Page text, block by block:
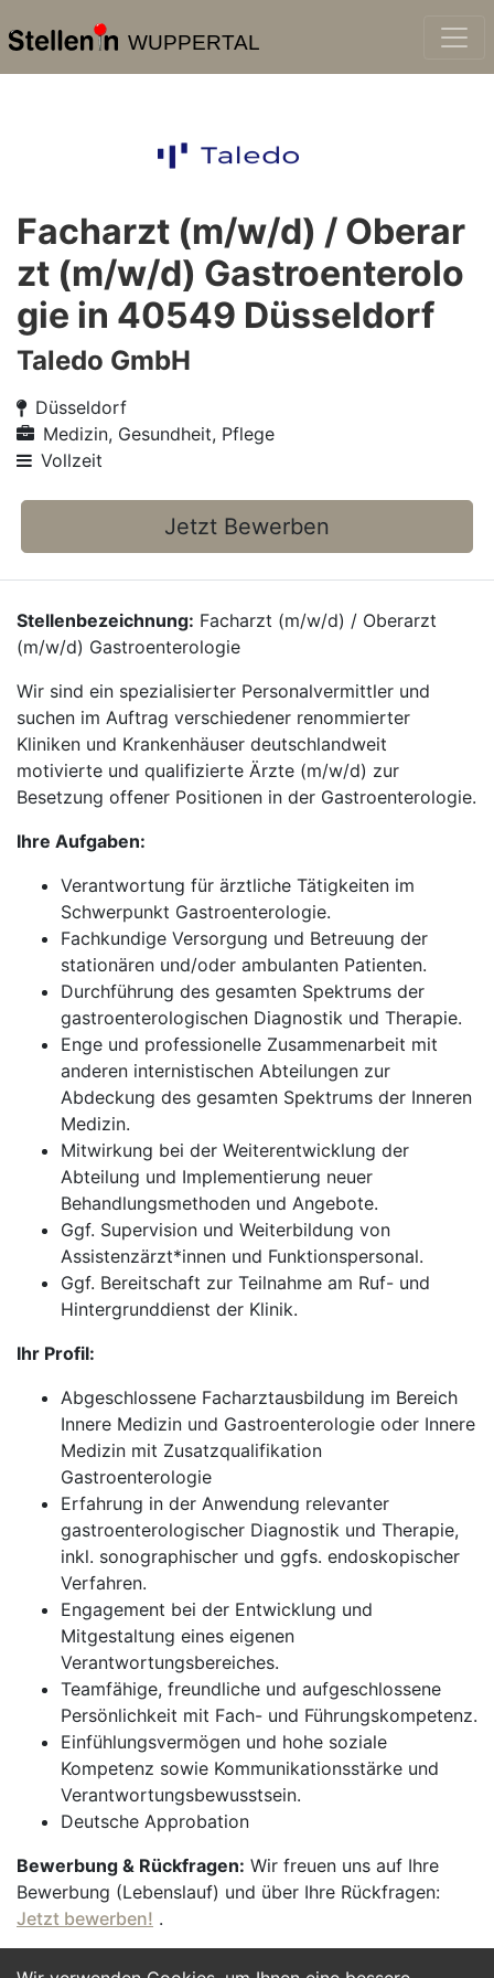
WUPPERTAL
Facharzt (m/w/d) / Oberar
zt (m/w/d) Gastroenterolo
gie in 40549 Düsseldorf
Taledo GmbH
Düsseldorf
Medizin, Gesundheit, Pflege
Vollzeit
Jetzt Bewerben
Stellenbezeichnung: Facharzt (m/w/d) / Oberarzt
(m/w/d) Gastroenterologie
Wir sind ein spezialisierter Personalvermittler und
suchen im Auftrag verschiedener renommierter
Kliniken und Krankenhäuser deutschlandweit
motivierte und qualifizierte Ärzte (m/w/d) zur
Besetzung offener Positionen in der Gastroenterologie.
Ihre Aufgaben:
Verantwortung für ärztliche Tätigkeiten im
Schwerpunkt Gastroenterologie.
Fachkundige Versorgung und Betreuung der
stationären und/oder ambulanten Patienten.
Durchführung des gesamten Spektrums der
gastroenterologischen Diagnostik und Therapie.
Enge und professionelle Zusammenarbeit mit
anderen internistischen Abteilungen zur
Abdeckung des gesamten Spektrums der Inneren
Medizin.
Mitwirkung bei der Weiterentwicklung der
Abteilung und Implementierung neuer
Behandlungsmethoden und Angebote.
Ggf. Supervision und Weiterbildung von
Assistenzärzt*innen und Funktionspersonal.
Ggf. Bereitschaft zur Teilnahme am Ruf- und
Hintergrunddienst der Klinik.
Ihr Profil:
Abgeschlossene Facharztausbildung im Bereich
Innere Medizin und Gastroenterologie oder Innere
Medizin mit Zusatzqualifikation
Gastroenterologie
Erfahrung in der Anwendung relevanter
gastroenterologischer Diagnostik und Therapie,
inkl. sonographischer und ggfs. endoskopischer
Verfahren.
Engagement bei der Entwicklung und
Mitgestaltung eines eigenen
Verantwortungsbereiches.
Teamfähige, freundliche und aufgeschlossene
Persönlichkeit mit Fach- und Führungskompetenz.
Einfühlungsvermögen und hohe soziale
Kompetenz sowie Kommunikationsstärke und
Verantwortungsbewusstsein.
Deutsche Approbation
Bewerbung & Rückfragen: Wir freuen uns auf Ihre
Bewerbung (Lebenslauf) und über Ihre Rückfragen:
Jetzt bewerben! .